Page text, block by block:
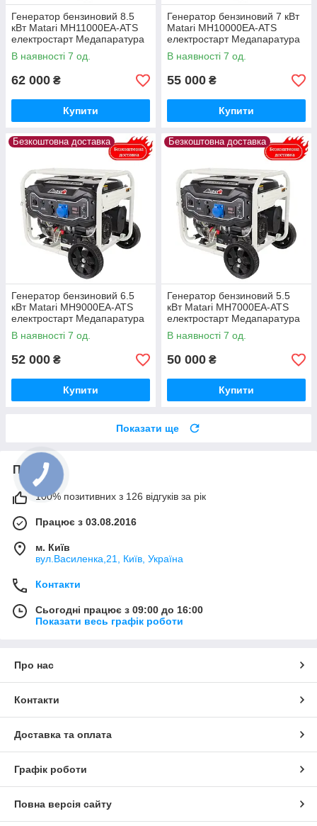
Генератор бензиновий 8.5
кВт Matari MH11000EA-ATS
електростарт Медапаратура
В наявності 7 од.
62 000 ₴
Купити
Генератор бензиновий 7 кВт
Matari MH10000EA-ATS
електростарт Медапаратура
В наявності 7 од.
55 000 ₴
Купити
Безкоштовна доставка
Генератор бензиновий 6.5
кВт Matari MH9000EA-ATS
електростарт Медапаратура
В наявності 7 од.
52 000 ₴
Купити
Безкоштовна доставка
Генератор бензиновий 5.5
кВт Matari MH7000EA-ATS
електростарт Медапаратура
В наявності 7 од.
50 000 ₴
Купити
Показати ще
Про нас
100% позитивних з 126 відгуків за рік
Працює з 03.08.2016
м. Київ
вул.Василенка,21, Київ, Україна
Контакти
Сьогодні працює з 09:00 до 16:00
Показати весь графік роботи
Про нас
Контакти
Доставка та оплата
Графік роботи
Повна версія сайту